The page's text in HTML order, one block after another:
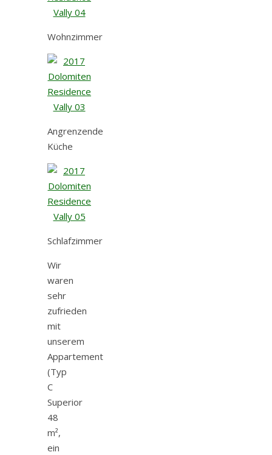
Wohnzimmer
Angrenzende
Küche
Schlafzimmer
Wir
waren
sehr
zufrieden
mit
unserem
Appartement
(Typ
C
Superior
48
m²,
ein